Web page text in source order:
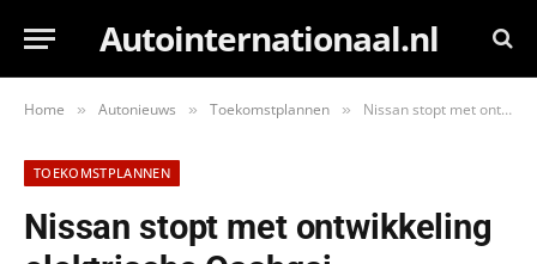
Autointernationaal.nl
Home » Autonieuws » Toekomstplannen » Nissan stopt met ontwikkeling elektrische Qashqai
TOEKOMSTPLANNEN
Nissan stopt met ontwikkeling